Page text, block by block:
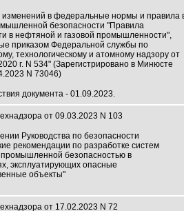
изменений в федеральные нормы и правила
безопасности "Правила
в нефтяной и газовой промышленности",
приказом Федеральной службы по
технологическому и атомному надзору от
г. N 534" (Зарегистрировано в Минюсте
N 73046)
документа - 01.09.2023.
от 09.03.2023 N 103
Руководства по безопасности
рекомендации по разработке систем
безопасностью в
эксплуатирующих опасные
объекты"
от 17.02.2023 N 72